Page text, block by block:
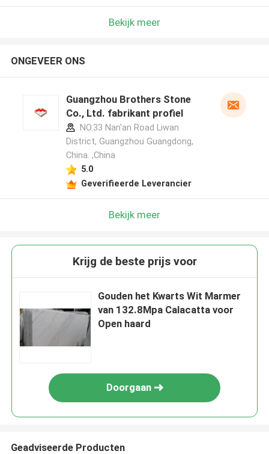
Bekijk meer
ONGEVEER ONS
Guangzhou Brothers Stone
Co., Ltd. fabrikant profiel
NO.33 Nan'an Road Liwan
District, Guangzhou Guangdong,
China. ,China
5.0
Geverifieerde Leverancier
Bekijk meer
Krijg de beste prijs voor
Gouden het Kwarts Wit Marmer
van 132.8Mpa Calacatta voor
Open haard
Doorgaan
Geadviseerde Producten